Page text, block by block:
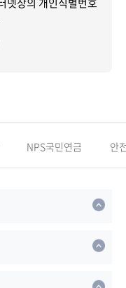
NPS국민연금 안